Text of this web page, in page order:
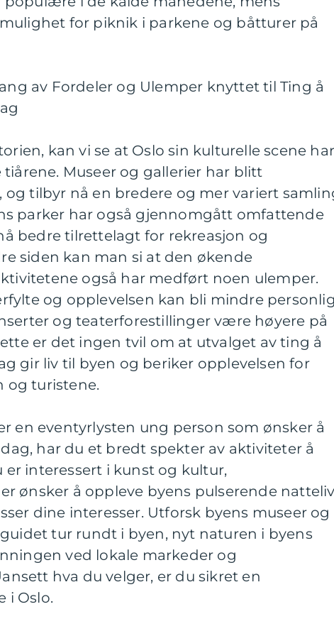
for piknik i parkene og båtturer på
av Fordeler og Ulemper knyttet til Ting å
kan vi se at Oslo sin kulturelle scene har
Museer og gallerier har blitt
tilbyr nå en bredere og mer variert
parker har også gjennomgått omfattende
bedre tilrettelagt for rekreasjon og
siden kan man si at den økende
også har medført noen ulemper.
og opplevelsen kan bli mindre
og teaterforestillinger være høyere på
er det ingen tvil om at utvalget av ting å
gir liv til byen og beriker opplevelsen for
og turistene.
en eventyrlysten ung person som ønsker å
har du et bredt spekter av aktiviteter å
interessert i kunst og kultur,
ønsker å oppleve byens pulserende
dine interesser. Utforsk byens museer og
tur rundt i byen, nyt naturen i byens
ved lokale markeder og
hva du velger, er du sikret en
i Oslo.